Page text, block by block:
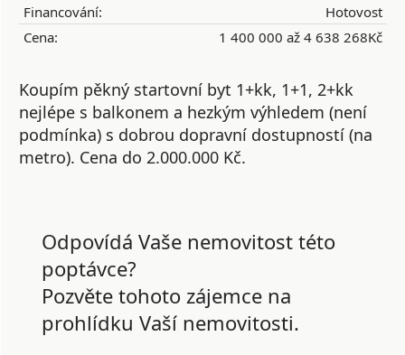
Financování:
Hotovost
Cena:
1 400 000 až 4 638 268Kč
Koupím pěkný startovní byt 1+kk, 1+1, 2+kk
nejlépe s balkonem a hezkým výhledem (není
podmínka) s dobrou dopravní dostupností (na
metro). Cena do 2.000.000 Kč.
Odpovídá Vaše nemovitost této
poptávce?
Pozvěte tohoto zájemce na
prohlídku Vaší nemovitosti.